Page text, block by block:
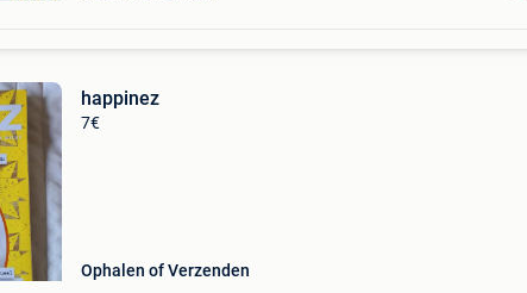
happinez
7€
Ophalen of Verzenden